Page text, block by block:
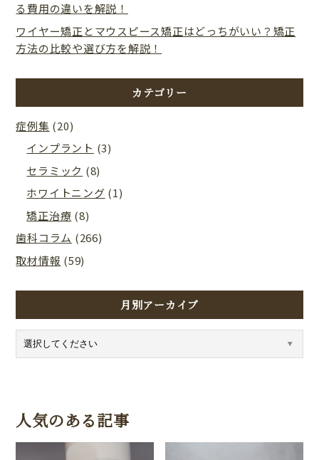
る費用の違いを解説！
ワイヤー矯正とマウスピース矯正はどっちがいい？矯正
方法の比較や選び方を解説！
カテゴリー
症例集 (20)
インプラント (3)
セラミック (8)
ホワイトニング (1)
矯正治療 (8)
歯科コラム (266)
取材情報 (59)
月別アーカイブ
人気のある記事